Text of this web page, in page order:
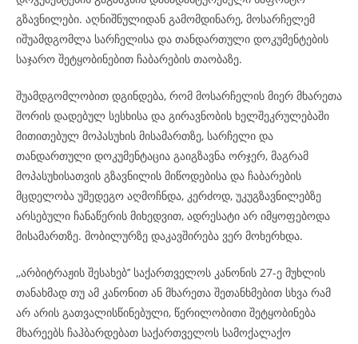
გზავნილები. აღნიშნულიდან გამომდინარე, მოსარჩელემ
იშუამდგომლა სარჩელისა და თანდართული დოკუმენტების
საჯარო შეტყობინებით ჩაბარების თაობაზე.
შუამდგომლობით დგინდება, რომ მოსარჩელის მიერ მხარეთა
შორის დადებულ სესხისა და გირავნობის ხელშეკრულებაში
მითითებულ მოპასუხის მისამართზე, სარჩელი და
თანდართული დოკუმენტაცია გაიგზავნა ორჯერ, მაგრამ
მოპასუხისათვის გზავნილის მიწოდებისა და ჩაბარების
მცდელობა უშედეგო აღმოჩნდა, კერძოდ, უკუგზავნილებზე
არსებული ჩანაწერის მიხედვით, ადრესატი არ იმყოფებოდა
მისამართზე. მობილურზე დაკავშირება ვერ მოხერხდა.
,,არბიტრაჟის შესახებ’’ საქართველოს კანონის 27-ე მუხლის
თანახმად თუ ამ კანონით ან მხარეთა შეთანხმებით სხვა რამ
არ არის გათვალისწინებული, წერილობითი შეტყობინება
მხარეებს ჩაჰბარდებათ საქართველოს სამოქალაქო